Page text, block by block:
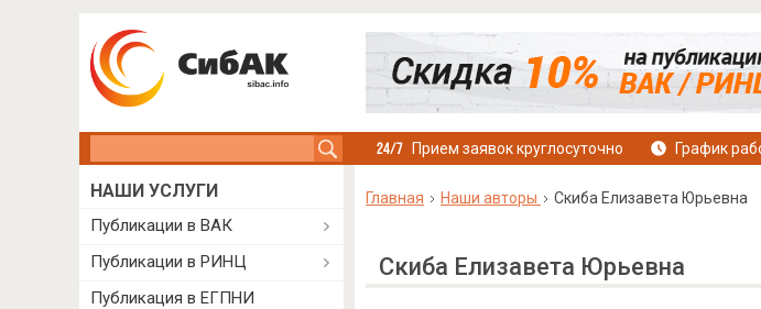
Прием заявок круглосуточно График
Главная Наши авторы Скиба Елизавета Юрьевна
Скиба Елизавета Юрьевна
НАШИ УСЛУГИ
Публикации в ВАК
Публикации в РИНЦ
Публикация в ЕГПНИ